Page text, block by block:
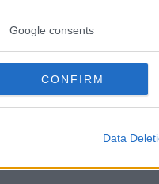
Google consents
CONFIRM
Data